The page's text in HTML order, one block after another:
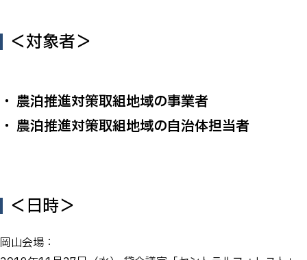
＜対象者＞
農泊推進対策取組地域の事業者
農泊推進対策取組地域の自治体担当者
＜日時＞
岡山会場：